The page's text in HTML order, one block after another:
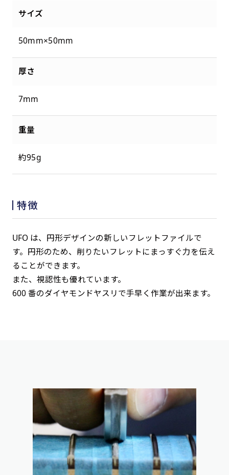
サイズ
50mm×50mm
厚さ
7mm
重量
約95g
特徴
UFO は、円形デザインの新しいフレットファイルで
す。円形のため、削りたいフレットにまっすぐ力を伝え
ることができます。
また、視認性も優れています。
600 番のダイヤモンドヤスリで手早く作業が出来ます。